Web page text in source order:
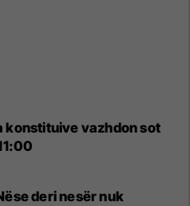
konstituive vazhdon sot
deri nesër nuk